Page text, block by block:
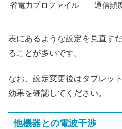
省電力プロファイル 通信頻
表にあるような設定を見直す
ることが多いです。
なお、設定変更後はタブレッ
効果を確認してください。
他機器との電波干渉